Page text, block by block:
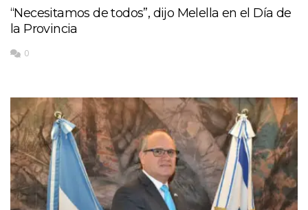
“Necesitamos de todos”, dijo Melella en el Día de
la Provincia
0